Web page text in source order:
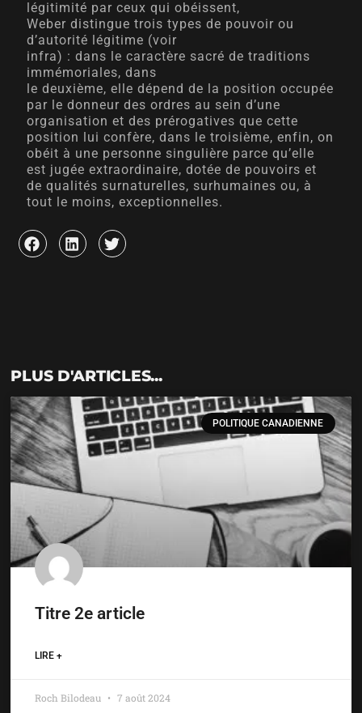
légitimité par ceux qui obéissent,
Weber distingue trois types de pouvoir ou
d’autorité légitime (voir
infra) : dans le caractère sacré de traditions
immémoriales, dans
le deuxième, elle dépend de la position occupée
par le donneur des ordres au sein d’une
organisation et des prérogatives que cette
position lui confère, dans le troisième, enfin, on
obéit à une personne singulière parce qu’elle
est jugée extraordinaire, dotée de pouvoirs et
de qualités surnaturelles, surhumaines ou, à
tout le moins, exceptionnelles.
PLUS D'ARTICLES...
POLITIQUE CANADIENNE
Titre 2e article
LIRE +
Roch Bilodeau 7 août 2024